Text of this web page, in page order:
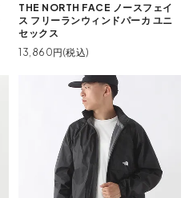
THE NORTH FACE ノースフェイ
ス フリーランウィンドパーカ ユニ
セックス
13,860円(税込)